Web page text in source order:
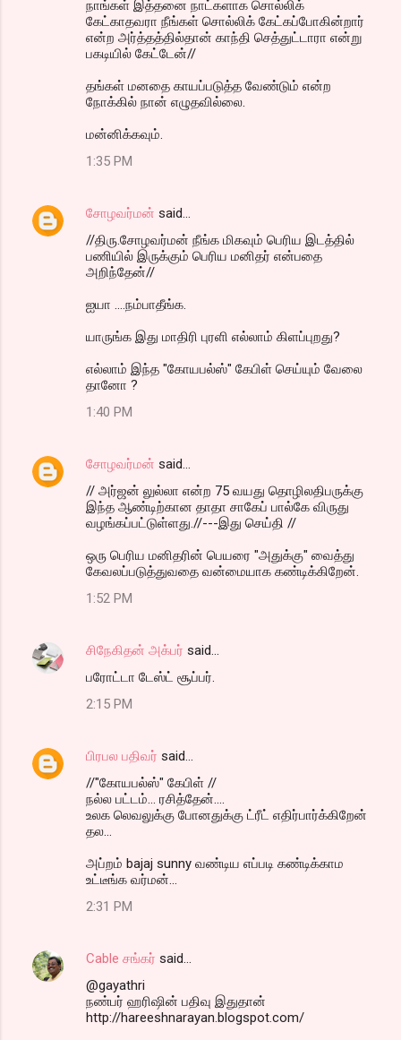
நாங்கள் இத்தனை நாட்களாக சொல்லிக்
கேட்காதவரா நீங்கள் சொல்லிக் கேட்கப்போகின்றார்
என்ற அர்த்தத்தில்தான் காந்தி செத்துட்டாரா என்று
பகடியில் கேட்டேன்//
தங்கள் மனதை காயப்படுத்த வேண்டும் என்ற
நோக்கில் நான் எழுதவில்லை.
மன்னிக்கவும்.
1:35 PM
சோழவர்மன் said…
//திரு.சோழவர்மன் நீங்க மிகவும் பெரிய இடத்தில்
பணியில் இருக்கும் பெரிய மனிதர் என்பதை
அறிந்தேன்//
ஐயா ....நம்பாதீங்க.
யாருங்க இது மாதிரி புரளி எல்லாம் கிளப்புறது?
எல்லாம் இந்த "கோயபல்ஸ்" கேபிள் செய்யும் வேலை
தானோ ?
1:40 PM
சோழவர்மன் said…
// அர்ஜன் லுல்லா என்ற 75 வயது தொழிலதிபருக்கு
இந்த ஆண்டிற்கான தாதா சாகேப் பால்கே விருது
வழங்கப்பட்டுள்ளது.//---இது செய்தி //
ஒரு பெரிய மனிதரின் பெயரை "அதுக்கு" வைத்து
கேவலப்படுத்துவதை வன்மையாக கண்டிக்கிறேன்.
1:52 PM
சிநேகிதன் அக்பர் said…
பரோட்டா டேஸ்ட் சூப்பர்.
2:15 PM
பிரபல பதிவர் said…
//"கோயபல்ஸ்" கேபிள் //
நல்ல பட்டம்... ரசித்தேன்....
உலக லெவலுக்கு போனதுக்கு ட்ரீட் எதிர்பார்க்கிறேன்
தல‌...
அப்றம் bajaj sunny வண்டிய எப்படி கண்டிக்காம
உட்டீங்க வர்மன்...
2:31 PM
Cable சங்கர் said…
@gayathri
நண்பர் ஹரிஷின் பதிவு இதுதான்
http://hareeshnarayan.blogspot.com/